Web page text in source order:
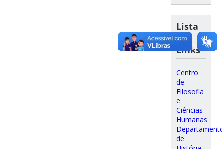
Lista
de
Links
Centro
de
Filosofia
e
Ciências
Humanas
de